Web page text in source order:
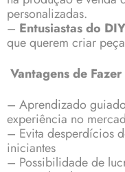
personalizadas.
– Entusiastas do
que querem criar
Vantagens de
– Aprendizado
experiência no
– Evita desperdícios
iniciantes
– Possibilidade de